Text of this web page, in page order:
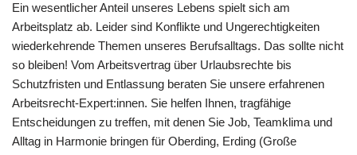
Ein wesentlicher Anteil unseres Lebens spielt sich am
Arbeitsplatz ab. Leider sind Konflikte und Ungerechtigkeiten
wiederkehrende Themen unseres Berufsalltags. Das sollte nicht
so bleiben! Vom Arbeitsvertrag über Urlaubsrechte bis
Schutzfristen und Entlassung beraten Sie unsere erfahrenen
Arbeitsrecht-Expert:innen. Sie helfen Ihnen, tragfähige
Entscheidungen zu treffen, mit denen Sie Job, Teamklima und
Alltag in Harmonie bringen für Oberding, Erding (Große